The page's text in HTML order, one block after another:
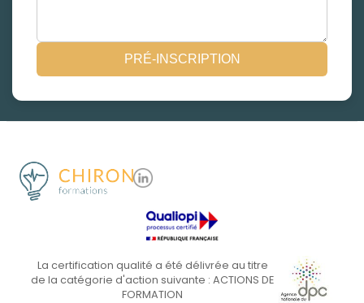
PRÉ-INSCRIPTION
La certification qualité a été délivrée au titre
de la catégorie d'action suivante : ACTIONS DE
FORMATION